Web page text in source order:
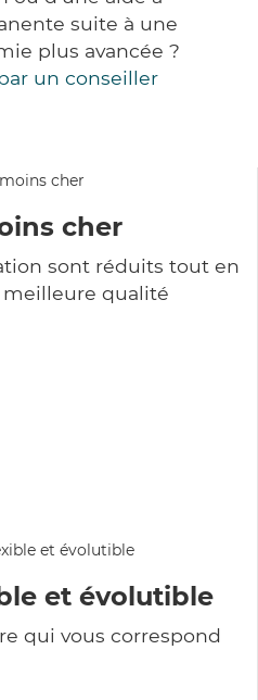
suite à une
plus avancée ?
un conseiller
cher
sont réduits tout en
qualité
et évolutible
qui vous correspond